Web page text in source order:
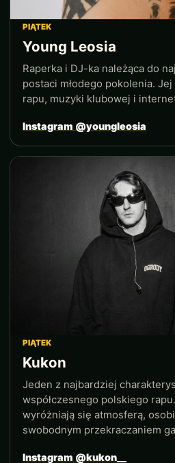
PIĄTEK
Young Leosia
Raperka i DJ-ka należąca do
postaci młodego pokolenia.
rapu, muzyki klubowej i
Instagram @youngleosia
PIĄTEK
Kukon
Jeden z najbardziej
współczesnego polskiego
wyróżniają się atmosferą,
swobodnym przekraczaniem
Instagram @kukon__